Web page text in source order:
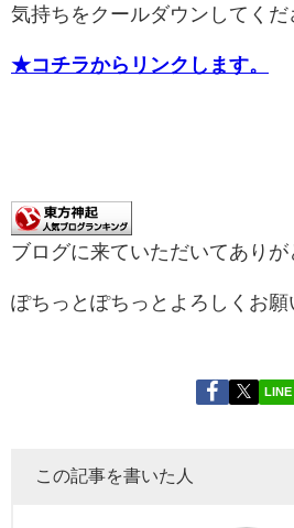
気持ちをクールダウンしてく
★コチラからリンクします。
ブログに来ていただいてありが
ぽちっとぽちっとよろしくお
LINE
この記事を書いた人